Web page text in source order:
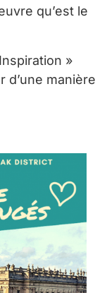
qu’est le
»
d’une manière